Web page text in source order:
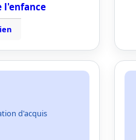
l'enfance
d'acquis